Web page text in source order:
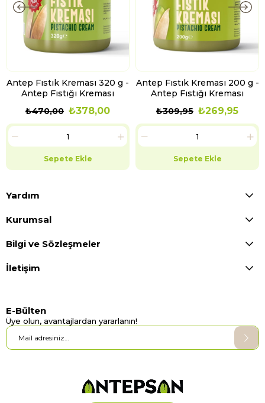
Antep Fıstık Kreması 320 g -
Antep Fıstığı Kreması
₺378,00
₺470,00
Sepete Ekle
Antep Fıstık Kreması 200 g -
Antep Fıstığı Kreması
₺269,95
₺309,95
Sepete Ekle
Yardım
Kurumsal
Bilgi ve Sözleşmeler
İletişim
E-Bülten
Üye olun, avantajlardan yararlanın!